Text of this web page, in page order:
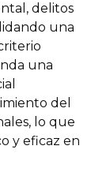
delitos
una
una
del
lo que
y eficaz en